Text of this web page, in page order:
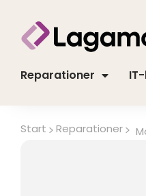
innehåll
Reparationer
Start Reparationer